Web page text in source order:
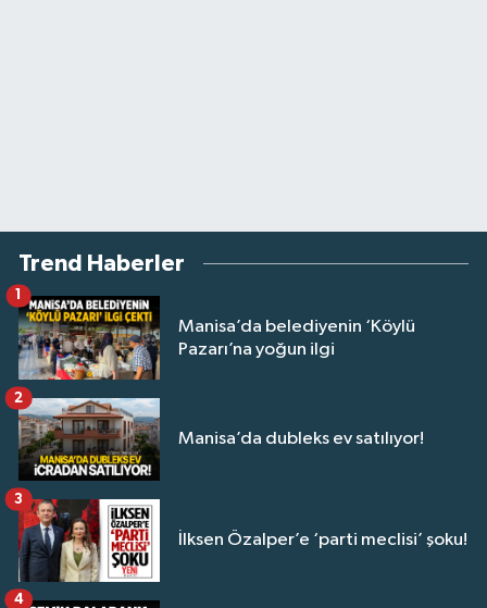
Trend Haberler
Manisa’da belediyenin ‘Köylü
Pazarı’na yoğun ilgi
Manisa’da dubleks ev satılıyor!
2
İlksen Özalper’e ‘parti meclisi’ şoku!
3
4